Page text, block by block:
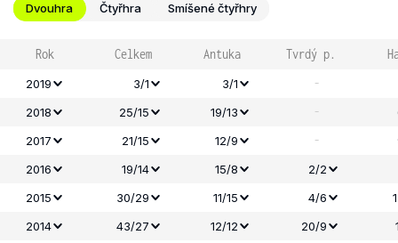
Dvouhra Čtyřhra Smíšené čtyřhry
Rok Celkem Antuka Tvrdý p.
2019 3/1 3/1 -
2018 25/15 19/13 -
2017
21/15 12/9 -
2016
19/14 15/8 2/2
2015
30/29 11/15 4/6
2014
43/27 12/12 20/9